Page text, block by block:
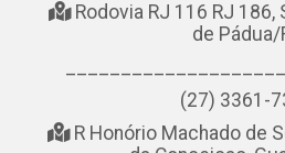
Rodovia RJ 116 RJ 186,
de Pádua/
(27) 3361-
R Honório Machado de